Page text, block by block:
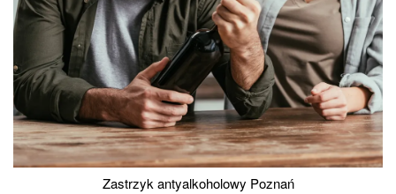
Zastrzyk antyalkoholowy Poznań